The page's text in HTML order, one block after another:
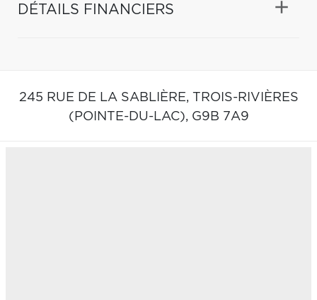
DÉTAILS FINANCIERS
245 RUE DE LA SABLIÈRE, TROIS-RIVIÈRES
(POINTE-DU-LAC), G9B 7A9